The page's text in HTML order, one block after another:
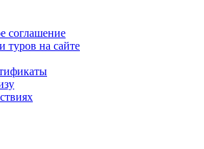
соглашение
туров на сайте